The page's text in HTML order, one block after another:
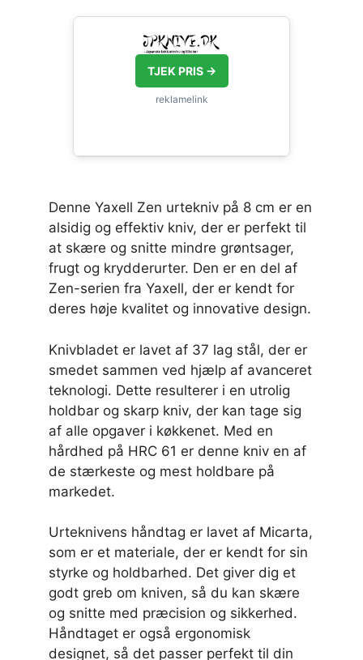
TJEK PRIS →
Denne Yaxell Zen urtekniv på 8 cm er en
alsidig og effektiv kniv, der er perfekt til
at skære og snitte mindre grøntsager,
frugt og krydderurter. Den er en del af
Zen-serien fra Yaxell, der er kendt for
deres høje kvalitet og innovative design.
Knivbladet er lavet af 37 lag stål, der er
smedet sammen ved hjælp af avanceret
teknologi. Dette resulterer i en utrolig
holdbar og skarp kniv, der kan tage sig
af alle opgaver i køkkenet. Med en
hårdhed på HRC 61 er denne kniv en af
de stærkeste og mest holdbare på
markedet.
Urteknivens håndtag er lavet af Micarta,
som er et materiale, der er kendt for sin
styrke og holdbarhed. Det giver dig et
godt greb om kniven, så du kan skære
og snitte med præcision og sikkerhed.
Håndtaget er også ergonomisk
designet, så det passer perfekt til din